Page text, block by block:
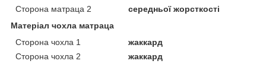
Сторона матраца 2
середньої жорсткості
Матеріал чохла матраца
Сторона чохла 1
жаккард
Сторона чохла 2
жаккард